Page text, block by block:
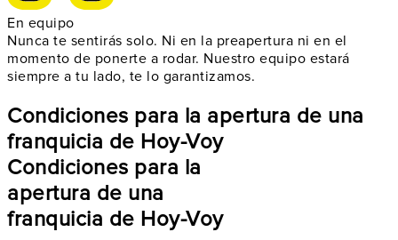
En equipo
Nunca te sentirás solo. Ni en la preapertura ni en el
momento de ponerte a rodar. Nuestro equipo estará
siempre a tu lado, te lo garantizamos.
Condiciones para la apertura de una
franquicia de Hoy-Voy
Condiciones para la
apertura de una
franquicia de Hoy-Voy